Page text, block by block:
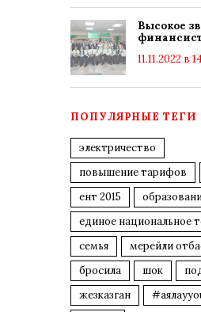
Высокое
11.11.2022 в
ПОПУЛЯРНЫЕ ТЕГИ
электричество
повышение тарифов
ент 2015
единое национальное
семья
мерейли
бросила
шок
жезказган